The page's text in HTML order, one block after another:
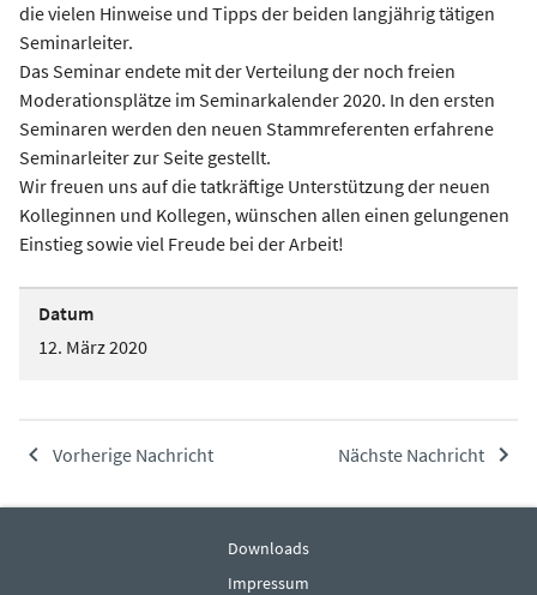
die vielen Hinweise und Tipps der beiden langjährig tätigen
Seminarleiter.
Das Seminar endete mit der Verteilung der noch freien
Moderationsplätze im Seminarkalender 2020. In den ersten
Seminaren werden den neuen Stammreferenten erfahrene
Seminarleiter zur Seite gestellt.
Wir freuen uns auf die tatkräftige Unterstützung der neuen
Kolleginnen und Kollegen, wünschen allen einen gelungenen
Einstieg sowie viel Freude bei der Arbeit!
Datum
12. März 2020
Vorherige Nachricht Nächste Nachricht
Downloads
Impressum